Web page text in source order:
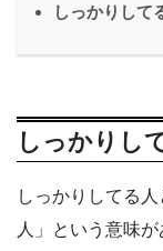
しっかりして
しっかりし
しっかりしてる
人」という意味が